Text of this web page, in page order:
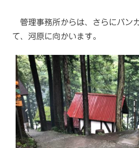
管理事務所からは、さらにバン
て、河原に向かいます。